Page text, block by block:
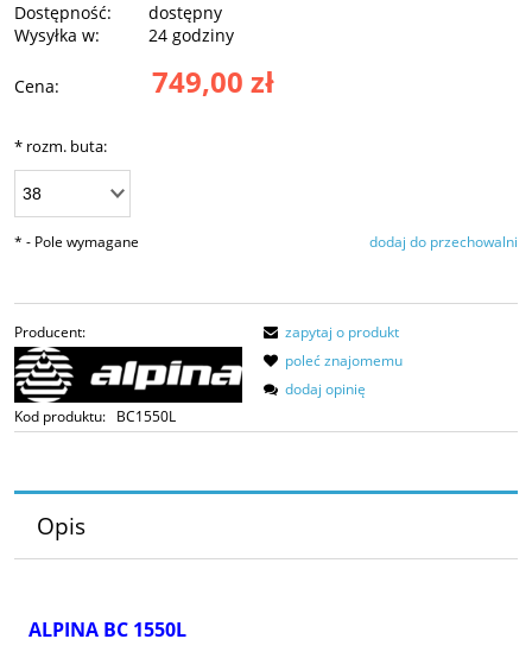
Dostępność:
dostępny
Wysyłka w:
24 godziny
Cena: 749,00 zł
* rozm. buta:
dodaj do przechowalni
* - Pole wymagane
Producent:
Kod produktu: BC1550L
zapytaj o produkt
poleć znajomemu
dodaj opinię
Opis
ALPINA BC 1550L